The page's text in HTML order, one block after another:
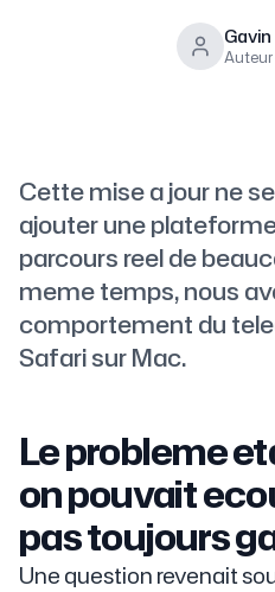
Gavin
Cette mise a jour ne
ajouter une
parcours reel de
meme temps, nous
comportement du
Safari sur Mac.
Le probleme
on pouvait
pas toujours
Une question revenait